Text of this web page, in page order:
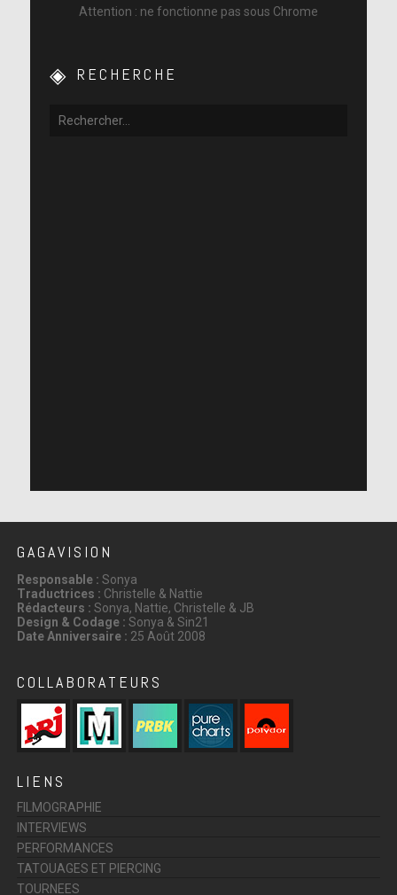
Attention : ne fonctionne pas sous Chrome
RECHERCHE
GAGAVISION
Responsable : Sonya
Traductrices : Christelle & Nattie
Rédacteurs : Sonya, Nattie, Christelle & JB
Design & Codage : Sonya & Sin21
Date Anniversaire : 25 Août 2008
COLLABORATEURS
LIENS
FILMOGRAPHIE
INTERVIEWS
PERFORMANCES
TATOUAGES ET PIERCING
TOURNEES